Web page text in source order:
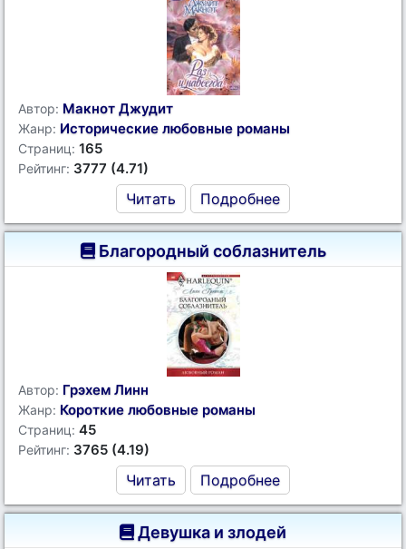
Автор: Макнот Джудит
Жанр: Исторические любовные романы
Страниц: 165
Рейтинг: 3777 (4.71)
Читать Подробнее
Благородный соблазнитель
Автор: Грэхем Линн
Жанр: Короткие любовные романы
Страниц: 45
Рейтинг: 3765 (4.19)
Читать Подробнее
Девушка и злодей